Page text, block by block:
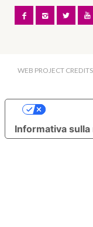
WEB PROJECT CREDITS
Informativa
Le tue